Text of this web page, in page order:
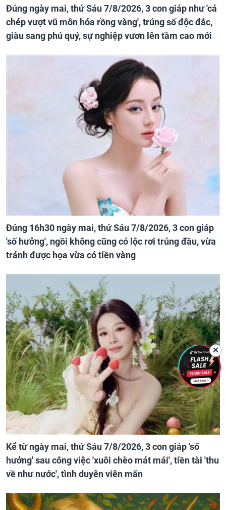
Đúng ngày mai, thứ Sáu 7/8/2026, 3 con giáp như 'cá
chép vượt vũ môn hóa rồng vàng', trúng số độc đắc,
giàu sang phú quý, sự nghiệp vươn lên tầm cao mới
Đúng 16h30 ngày mai, thứ Sáu 7/8/2026, 3 con giáp
'số hưởng', ngồi không cũng có lộc rơi trúng đầu, vừa
tránh được họa vừa có tiền vàng
Kể từ ngày mai, thứ Sáu 7/8/2026, 3 con giáp 'số
hưởng' sau công việc 'xuôi chèo mát mái', tiền tài 'thu
về như nước', tình duyên viên mãn
✕